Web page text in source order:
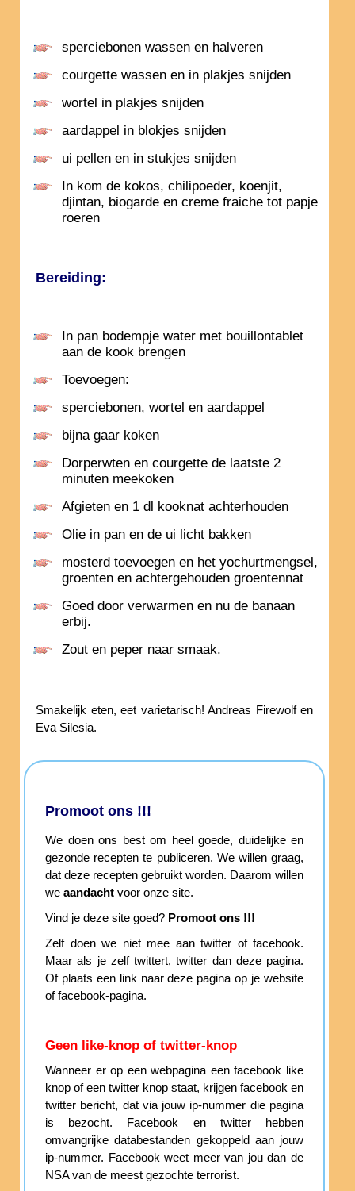
sperciebonen wassen en halveren
courgette wassen en in plakjes snijden
wortel in plakjes snijden
aardappel in blokjes snijden
ui pellen en in stukjes snijden
In kom de kokos, chilipoeder, koenjit,
djintan, biogarde en creme fraiche tot papje
roeren
Bereiding:
In pan bodempje water met bouillontablet
aan de kook brengen
Toevoegen:
sperciebonen, wortel en aardappel
bijna gaar koken
Dorperwten en courgette de laatste 2
minuten meekoken
Afgieten en 1 dl kooknat achterhouden
Olie in pan en de ui licht bakken
mosterd toevoegen en het yochurtmengsel,
groenten en achtergehouden groentennat
Goed door verwarmen en nu de banaan
erbij.
Zout en peper naar smaak.
Smakelijk eten, eet varietarisch! Andreas Firewolf en
Eva Silesia.
Promoot ons !!!
We doen ons best om heel goede, duidelijke en
gezonde recepten te publiceren. We willen graag,
dat deze recepten gebruikt worden. Daarom willen
we aandacht voor onze site.
Vind je deze site goed? Promoot ons !!!
Zelf doen we niet mee aan twitter of facebook.
Maar als je zelf twittert, twitter dan deze pagina.
Of plaats een link naar deze pagina op je website
of facebook-pagina.
Geen like-knop of twitter-knop
Wanneer er op een webpagina een facebook like
knop of een twitter knop staat, krijgen facebook en
twitter bericht, dat via jouw ip-nummer die pagina
is bezocht. Facebook en twitter hebben
omvangrijke databestanden gekoppeld aan jouw
ip-nummer. Facebook weet meer van jou dan de
NSA van de meest gezochte terrorist.